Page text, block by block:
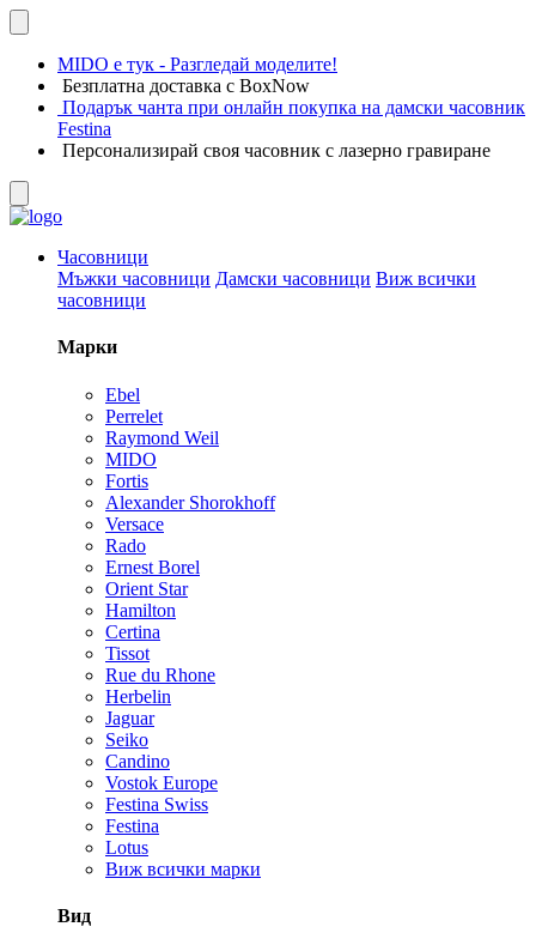
MIDO е тук - Разгледай моделите!
Безплатна доставка с BoxNow
Подарък чанта при онлайн покупка на дамски часовник
Festina
Персонализирай своя часовник с лазерно гравиране
Часовници
Мъжки часовници Дамски часовници Виж всички
часовници
Марки
Ebel
Perrelet
Raymond Weil
MIDO
Fortis
Alexander Shorokhoff
Versace
Rado
Ernest Borel
Orient Star
Hamilton
Certina
Tissot
Rue du Rhone
Herbelin
Jaguar
Seiko
Candino
Vostok Europe
Festina Swiss
Festina
Lotus
Виж всички марки
Вид